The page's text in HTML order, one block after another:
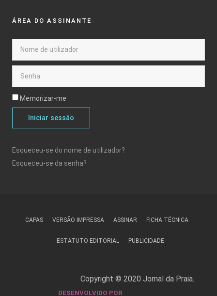
ÁREA DO ASSINANTE
Memorizar-me
Iniciar sessão
Esqueceu-se do nome de utilizador?
Esqueceu-se da senha?
CAPAS VERSÃO IMPRESSA ASSINAR FICHA TÉCNICA
ESTATUTO EDITORIAL PUBLICIDADE
Copyright © 2020 Jornal da Praia.
DESENVOLVIDO POR